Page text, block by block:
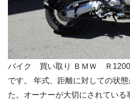
バイク 買い取り ＢＭＷ Ｒ
です。 年式、距離に対しての状
た。オーナーが大切にされてい